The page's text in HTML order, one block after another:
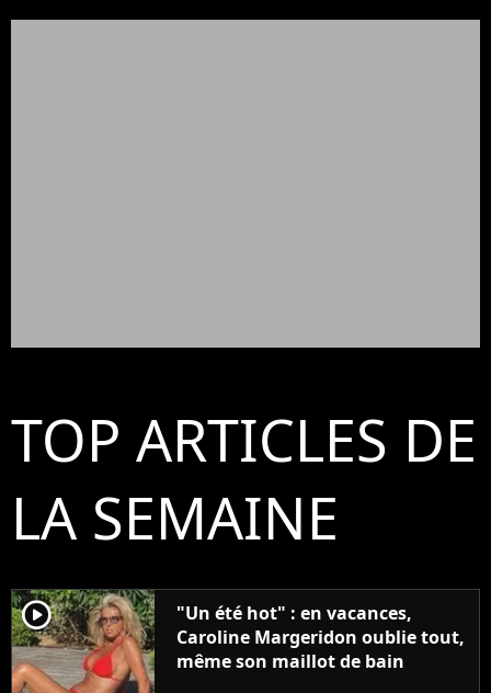
TOP ARTICLES DE
LA SEMAINE
player2
"Un été hot" : en vacances,
Caroline Margeridon oublie tout,
même son maillot de bain